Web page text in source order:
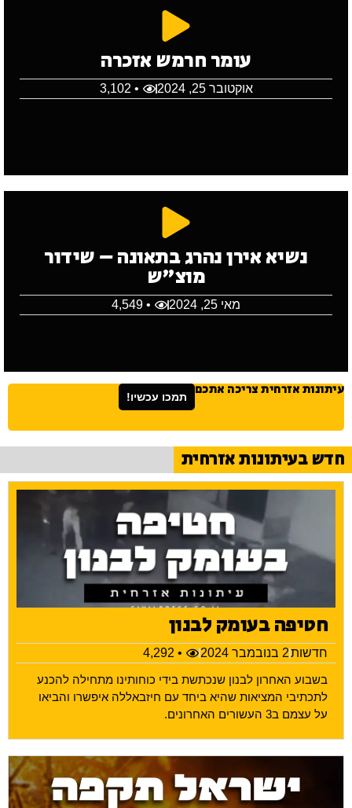
עומר חרמש אזכרה
אוקטובר 25, 2024 • 3,102
נשיא אירן נהרג בתאונה – שידור
מוצ"ש
מאי 25, 2024 • 4,549
עיתונות אזרחית צריכה אתכם תמכו עכשיו!
חדש בעיתונות אזרחית
חטיפה בעומק לבנון
חדשות2 בנובמבר 2024
• 4,292
בשבוע האחרון לבנון שנכתשת בידי כוחותינו מתחילה להכנע
לתכתיבי המציאות שהיא ביחד עם חיזבאללה איפשרו והביאו
על עצמם ב3 העשורים האחרונים.